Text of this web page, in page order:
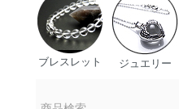
ブレスレット ジュエリー